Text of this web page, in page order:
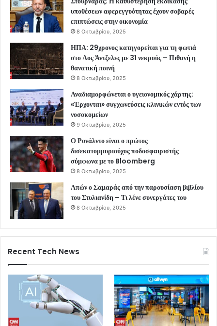
υποθέσεων αφερεγγυότητας έχουν σοβαρές
επιπτώσεις στην οικονομία
8 Οκτωβρίου, 2025
ΗΠΑ: 29χρονος κατηγορείται για τη φωτιά
στο Λος Άντζελες με 31 νεκρούς – Πιθανή η
θανατική ποινή
8 Οκτωβρίου, 2025
Αναδιαμορφώνεται ο υγειονομικός χάρτης:
«Έρχονται» συγχωνεύσεις κλινικών εντός των
νοσοκομείων
9 Οκτωβρίου, 2025
Ο Ρονάλντο είναι ο πρώτος
δισεκατομμυριούχος ποδοσφαιριστής
σύμφωνα με το Bloomberg
8 Οκτωβρίου, 2025
Απών ο Σαμαράς από την παρουσίαση βιβλίου
του Στυλιανίδη – Τι λένε συνεργάτες του
8 Οκτωβρίου, 2025
Recent Tech News